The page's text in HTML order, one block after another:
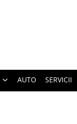
AUTO SERVICII